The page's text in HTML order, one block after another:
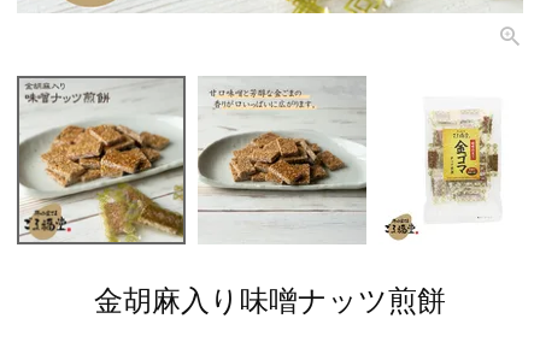
金胡麻入り味噌ナッツ煎餅